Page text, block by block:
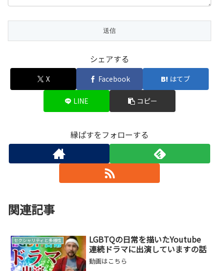
シェアする
X Facebook はてブ
LINE コピー
縁ぱすをフォローする
関連記事
セクシャリティと多様性
LGBTQの日常を描いたYoutube
連続ドラマに出演していますの話
動画はこちら